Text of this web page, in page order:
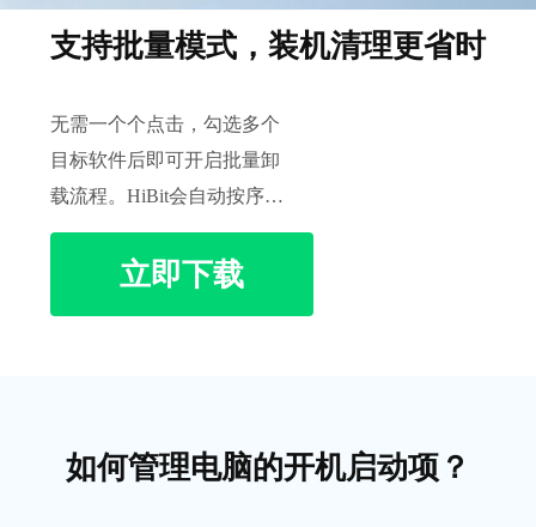
支持批量模式，装机清理更省时
无需一个个点击，勾选多个
目标软件后即可开启批量卸
载流程。HiBit会自动按序引
导或执行静默卸载，极大提
升电脑清理效率。
立即下载
如何管理电脑的开机启动项？